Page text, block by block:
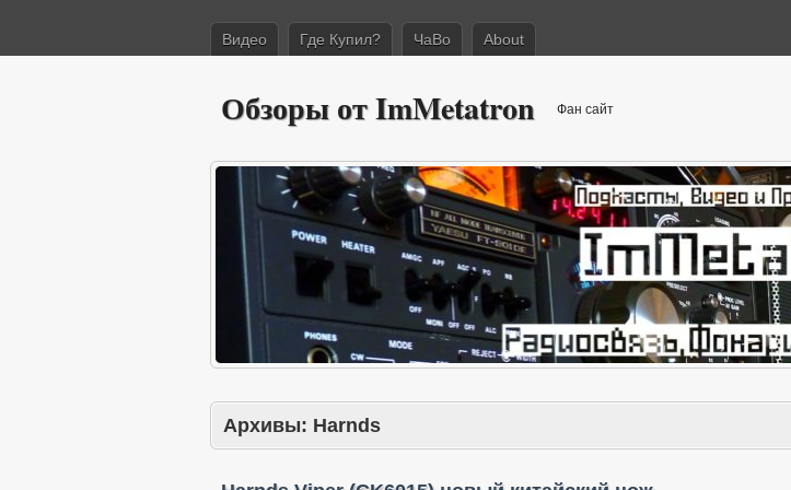
Видео Где Купил? ЧаВо About
Обзоры от ImMetatron Фан сайт
Архивы: Harnds